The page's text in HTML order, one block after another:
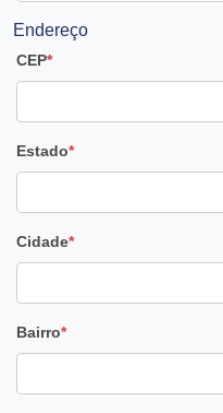
Endereço
CEP*
Estado*
Cidade*
Bairro*